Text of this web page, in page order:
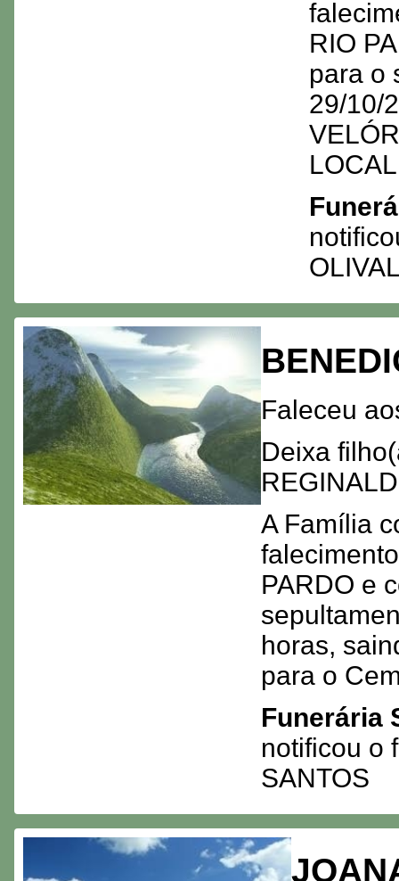
RIO
para o
29/10/
LOCAL
Faleceu
Deixa
A Família
PARDO e
horas,
para o
Funerária
notificou o
SANTOS